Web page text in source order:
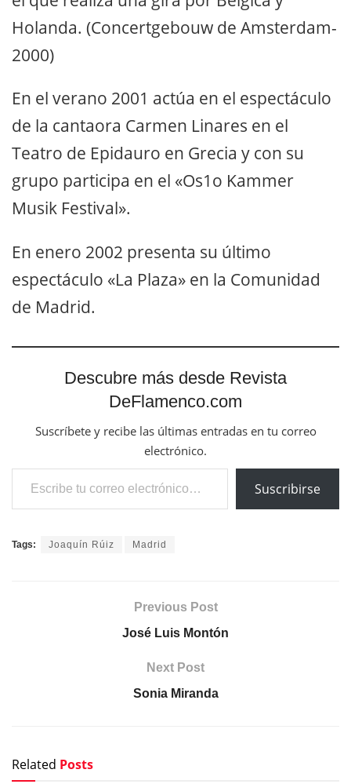
Holanda. (Concertgebouw de Amsterdam-
2000)
En el verano 2001 actúa en el espectáculo
de la cantaora Carmen Linares en el
Teatro de Epidauro en Grecia y con su
grupo participa en el «Os1o Kammer
Musik Festival».
En enero 2002 presenta su último
espectáculo «La Plaza» en la Comunidad
de Madrid.
Descubre más desde Revista
DeFlamenco.com
Suscríbete y recibe las últimas entradas en tu correo
electrónico.
Escribe tu correo electrónico…
Suscribirse
Tags: Joaquín Rúiz Madrid
Previous Post
José Luis Montón
Next Post
Sonia Miranda
Related Posts